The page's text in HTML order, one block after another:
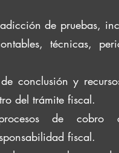
de pruebas,
técnicas,
conclusión y
del trámite fiscal.
de cobro
fiscal.